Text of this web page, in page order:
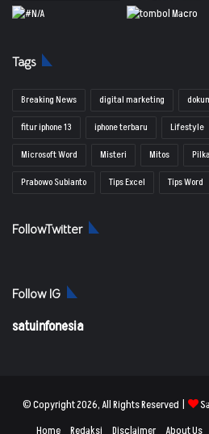
Tags
Breaking News digital marketing
fitur iphone 13
iphone terbaru Lifestyle
Microsoft Word
Misteri Mitos
Prabowo Subianto
Tips Excel Tips Word
FollowTwitter
Follow IG
satuinfonesia
© Copyright 2026, All Rights Reserved |
Home
Redaksi Disclaimer About Us